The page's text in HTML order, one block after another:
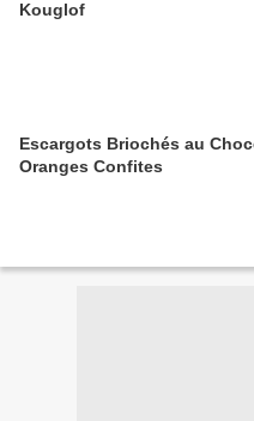
Kouglof
Escargots Briochés au
Oranges Confites